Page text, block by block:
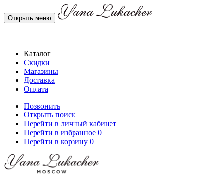
Открыть меню
Каталог
Скидки
Магазины
Доставка
Оплата
Позвонить
Открыть поиск
Перейти в личный кабинет
Перейти в избранное 0
Перейти в корзину 0